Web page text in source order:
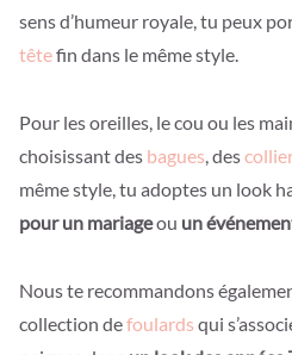
sens d’humeur royale, tu peux
têtefin dans le même style.
Pour les oreilles, le cou ou les
choisissant des bagues, des
même style, tu adoptes un look
pour un mariageou un
Nous te recommandons
collection defoulards qui